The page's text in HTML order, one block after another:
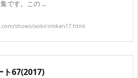
です。この ...
shows/aokirimikan17.html
ト67(2017)